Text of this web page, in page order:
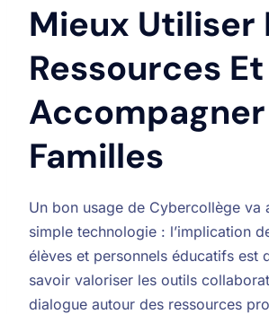
Mieux Utiliser
Ressources Et
Accompagner
Familles
Un bon usage de Cybercollège va
simple technologie : l’implication
élèves et personnels éducatifs est
savoir valoriser les outils
dialogue autour des ressources